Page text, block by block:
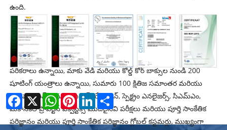
ఉంది.
మా బృందం 200.000 చదరపు మీటర్ల విస్తీర్ణంలో ఉంది, ఏటా 70.000
టన్నుల ఉత్పత్తి సామర్థ్యం. మాకు టూలింగ్-, కాస్టింగ్-, మ్యాచింగ్- మరియు
అసెంబ్లీ వర్క్‌షాప్‌లు, అధునాతన ఉత్పత్తి పరికరాలు మరియు పరీక్షా
పరికరాలు ఉన్నాయి, మాకు వేడి మరియు కోల్డ్ కోర్ బాక్సుల నుండి 200
షూటింగ్ యంత్రాలు ఉన్నాయి, సుమారు 100 క్షితిజ సమాంతర మరియు
నిలువు సిఎన్‌సి, మరియు ఎక్స్-రే మెషిన్, స్పెక్ట్రం ఎనలైజర్స్, సిఎమ్‌ఎం,
మెకానికల్ ప్రాపర్టీస్ ఎక్విస్టిక్స్ మొదలైనవి పరీక్షలు మరియు పూర్తి సాంకేతిక
పరిజ్ఞానం మరియు పూర్తి సాంకేతిక పరిజ్ఞానం గ్లోబల్ కస్టమర్లు, ముఖ్యంగా
Facebook
X WhatsAppPinterestLinkedInShare